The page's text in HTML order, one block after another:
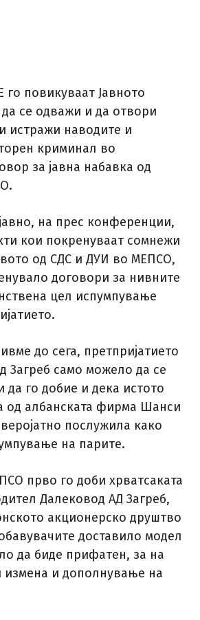
повикуваат Јавното
се одважи и да отвори
истражи наводите и
криминал во
за јавна набавка од
на прес конференции,
кои покренуваат сомнежи
од СДС и ДУИ во МЕПСО,
договори за нивните
цел испумпување
до сега, претпријатието
Загреб само можело да се
да го добие и дека истото
од албанската фирма Шанси
послужила како
на парите.
прво го доби хрватсаката
Далековод АД Загреб,
акционерско друштво
доставило модел
да биде прифатен, за на
измена и дополнување на